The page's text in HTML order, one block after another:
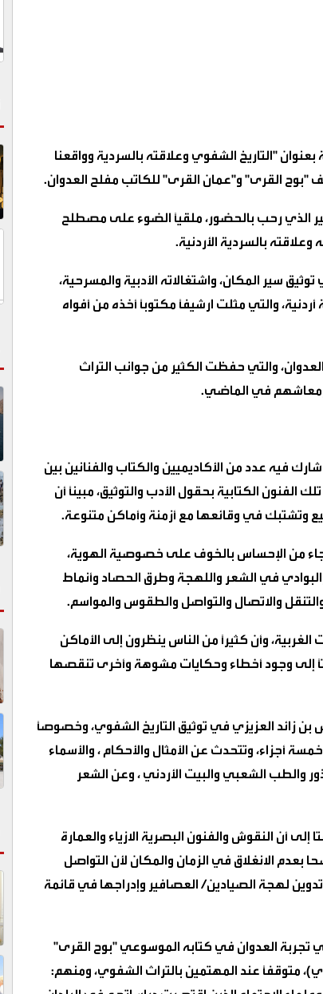
"التاريخ الشفوي وعلاقته بالسردية وواقعنا
"بوح القرى" و"عمان القرى" للكاتب مفلح العدوان.
الذي رحب بالحضور، ملقيًا الضوء على مصطلح
بالسردية الأردنية.
سير المكان، واشتغالاته الأدبية والمسرحية،
عند جهوده في توثيق نحو 350 قرية أردنية، والتي مثلت ارشيفًا مكتوبًا أخذه من أفواه
والتي حفظت الكثير من جوانب التراث
ومعاشهم في الماضي.
فيه عدد من الأكاديميين والكتاب والفنانين بين
الفنون الكتابية بحقول الأدب والتوثيق، مبينًا أن
وتشتبك في وقائعها مع أزمنة وأماكن متنوعة.
جاء من الإحساس بالخوف على خصوصية الهوية،
في الشعر واللهجة وطرق الحصاد وأنماط
والاتصال والتواصل والطقوس والمواسم.
الغربية، وأن كثيرًا من الناس ينظرون إلى الأماكن
إلى وجود أخطاء وحكايات مشوهة وأخرى تنقصها
بن زائد العزيزي في توثيق التاريخ الشفوي، وخصوصًا
أجزاء، وتتحدث عن الأمثال والأحكام ، والأسماء
والطب الشعبي والبيت الأردني ، وعن الشعر
إلى أن النقوش والفنون البصرية الازياء والعمارة
بعدم الانغلاق في الزمان والمكان لأن التواصل
تدوين لهجة الصيادين/ العصافير وإدراجها في قائمة
العدوان في كتابه الموسوعي "بوح القرى"
متوقفًا عند المهتمين بالتراث الشفوي، ومنهم: